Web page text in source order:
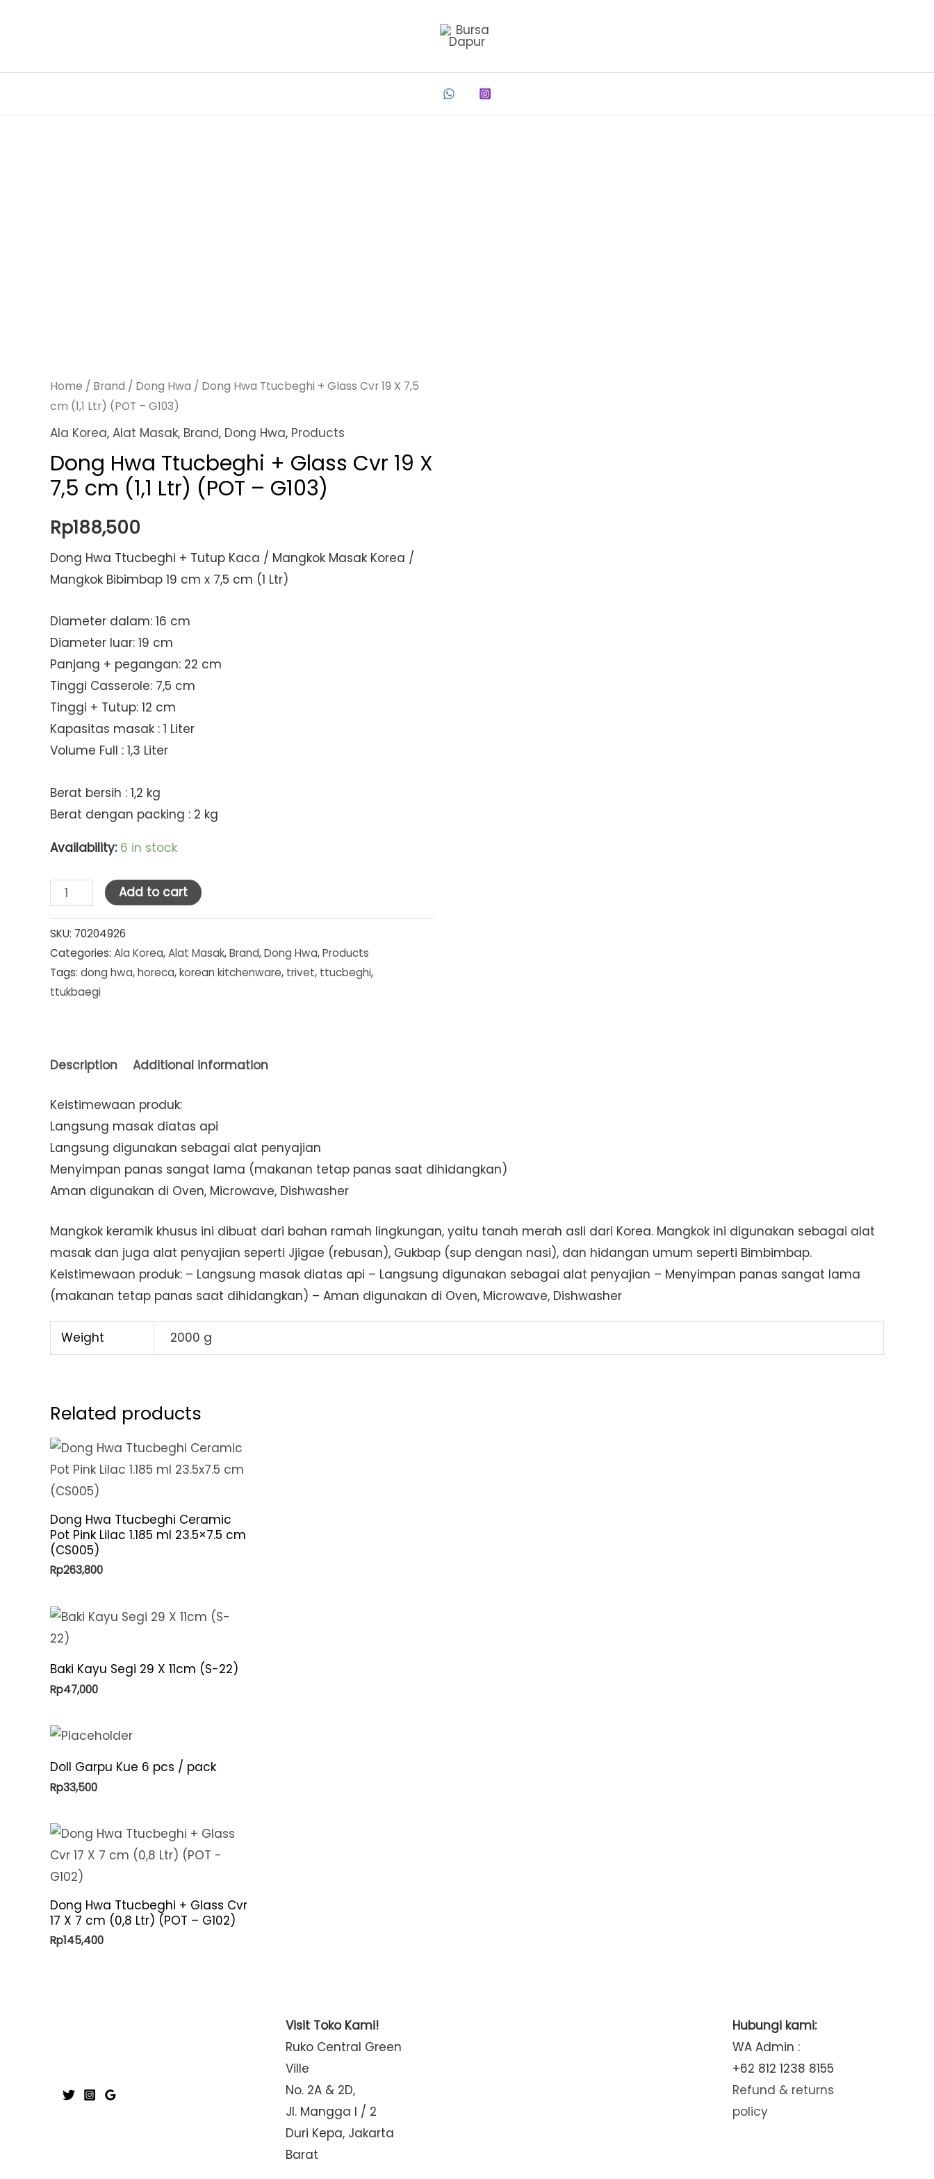
Home / Brand / Dong Hwa / Dong Hwa Ttucbeghi + Glass Cvr 19 X 7,5
cm (1,1 Ltr) (POT – G103)
Ala Korea, Alat Masak, Brand, Dong Hwa, Products
Dong Hwa Ttucbeghi + Glass Cvr 19 X
7,5 cm (1,1 Ltr) (POT – G103)
Rp188,500
Dong Hwa Ttucbeghi + Tutup Kaca / Mangkok Masak Korea /
Mangkok Bibimbap 19 cm x 7,5 cm (1 Ltr)
Diameter dalam: 16 cm
Diameter luar: 19 cm
Panjang + pegangan: 22 cm
Tinggi Casserole: 7,5 cm
Tinggi + Tutup: 12 cm
Kapasitas masak : 1 Liter
Volume Full : 1,3 Liter
Berat bersih : 1,2 kg
Berat dengan packing : 2 kg
Availability: 6 in stock
Dong
Hwa
Ttucbeghi
+
Glass
Cvr
7,5
(1,1
Ltr)
(POT
-
G103)
Add to cart
SKU: 70204926
Categories: Ala Korea,Alat Masak,Brand,Dong Hwa,Products
Tags: dong hwa,horeca,korean kitchenware, trivet, ttucbeghi,
ttukbaegi
Description Additional information
Keistimewaan produk:
Langsung masak diatas api
Langsung digunakan sebagai alat penyajian
Menyimpan panas sangat lama (makanan tetap panas saat dihidangkan)
Aman digunakan di Oven, Microwave, Dishwasher
Mangkok keramik khusus ini dibuat dari bahan ramah lingkungan, yaitu tanah merah asli dari Korea. Mangkok ini digunakan sebagai alat
masak dan juga alat penyajian seperti Jjigae (rebusan), Gukbap (sup dengan nasi), dan hidangan umum seperti Bimbimbap.
Keistimewaan produk: – Langsung masak diatas api – Langsung digunakan sebagai alat penyajian – Menyimpan panas sangat lama
(makanan tetap panas saat dihidangkan) – Aman digunakan di Oven, Microwave, Dishwasher
Weight 2000 g
Related products
Dong Hwa Ttucbeghi Ceramic
Pot Pink Lilac 1.185 ml 23.5×7.5 cm
(CS005)
Rp263,800
Baki Kayu Segi 29 X 11cm (S-22)
Rp47,000
Doll Garpu Kue 6 pcs / pack
Rp33,500
Dong Hwa Ttucbeghi + Glass Cvr
17 X 7 cm (0,8 Ltr) (POT – G102)
Rp145,400
Visit Toko Kami!
Ruko Central Green
Ville
No. 2A & 2D,
Jl. Mangga I / 2
Duri Kepa, Jakarta
Barat
Hubungi kami:
WA Admin :
+62 812 1238 8155
Refund & returns
policy